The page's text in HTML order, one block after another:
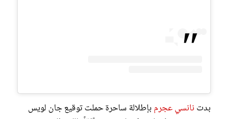
بدت نانسي عجرم بإطلالة ساحرة حملت توقيع جان لويس